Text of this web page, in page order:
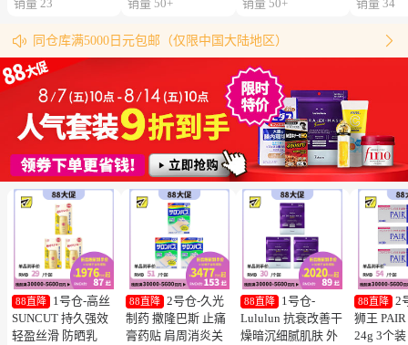
缓眼疲劳
销量 23 销量 50+ 销量 50+ 销量 34

松本清购物须知
物流时效（最快4天到达！）
同仓库满5000日元包邮（仅限中国大陆地区）
松本清粉丝群来啦！
跳转搜索结果

88直降
1号仓-高丝
SUNCUT 持久强效
轻盈丝滑 防晒乳
88直降
2号仓-久光
制药 撒隆巴斯 止痛
膏药贴 肩周消炎关
88直降
1号仓-
Lululun 抗衰改善干
燥暗沉细腻肌肤 外
88直降
2
狮王
24g 3个